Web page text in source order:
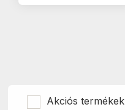
Akciós termékek